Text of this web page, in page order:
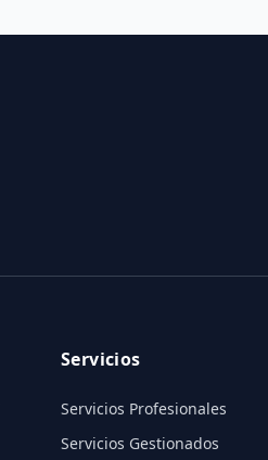
Servicios
Servicios Profesionales
Servicios Gestionados